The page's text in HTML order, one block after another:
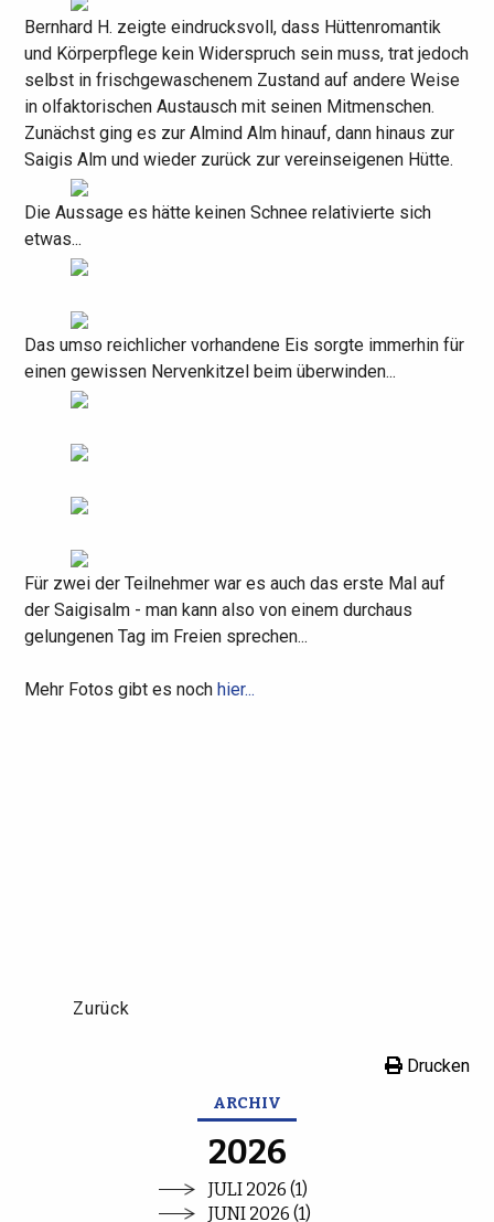
Bernhard H. zeigte eindrucksvoll, dass Hüttenromantik
und Körperpflege kein Widerspruch sein muss, trat jedoch
selbst in frischgewaschenem Zustand auf andere Weise
in olfaktorischen Austausch mit seinen Mitmenschen.
Zunächst ging es zur Almind Alm hinauf, dann hinaus zur
Saigis Alm und wieder zurück zur vereinseigenen Hütte.
Die Aussage es hätte keinen Schnee relativierte sich
etwas...
Das umso reichlicher vorhandene Eis sorgte immerhin für
einen gewissen Nervenkitzel beim überwinden...
Für zwei der Teilnehmer war es auch das erste Mal auf
der Saigisalm - man kann also von einem durchaus
gelungenen Tag im Freien sprechen...
Mehr Fotos gibt es noch hier...
Zurück
Drucken
ARCHIV
2026
JULI 2026 (1)
JUNI 2026 (1)